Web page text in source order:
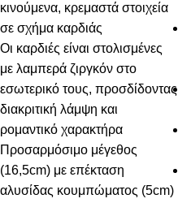
κινούμενα, κρεμαστά στοιχεία
σε σχήμα καρδιάς
Οι καρδιές είναι στολισμένες
με λαμπερά ζιργκόν στο
εσωτερικό τους, προσδίδοντας
διακριτική λάμψη και
ρομαντικό χαρακτήρα
Προσαρμόσιμο μέγεθος
(16,5cm) με επέκταση
αλυσίδας κουμπώματος (5cm)